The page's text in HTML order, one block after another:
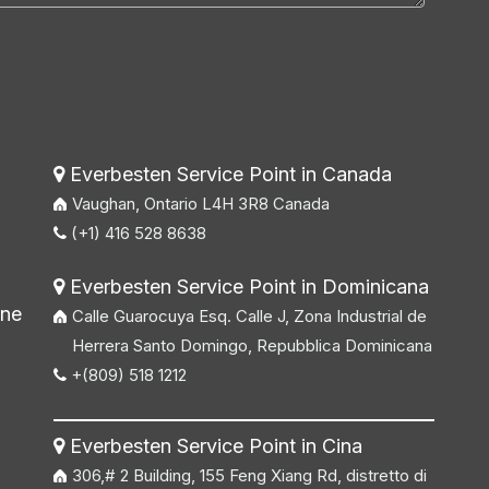
Everbesten Service Point in Canada
Vaughan, Ontario L4H 3R8 Canada
 (+1) 416 528 8638
Everbesten Service Point in Dominicana
Calle Guarocuya Esq. Calle J, Zona Industrial de
Herrera Santo Domingo, Repubblica Dominicana
 +(809) 518 1212
Everbesten Service Point in Cina
306,# 2 Building, 155 Feng Xiang Rd, distretto di